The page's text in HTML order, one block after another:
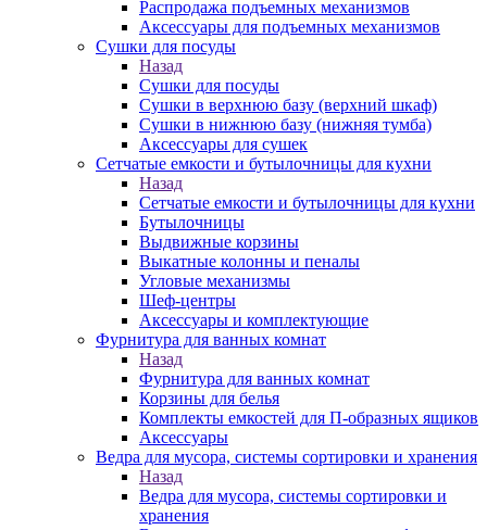
Распродажа подъемных механизмов
Аксессуары для подъемных механизмов
Сушки для посуды
Назад
Сушки для посуды
Сушки в верхнюю базу (верхний шкаф)
Сушки в нижнюю базу (нижняя тумба)
Аксессуары для сушек
Сетчатые емкости и бутылочницы для кухни
Назад
Сетчатые емкости и бутылочницы для кухни
Бутылочницы
Выдвижные корзины
Выкатные колонны и пеналы
Угловые механизмы
Шеф-центры
Аксессуары и комплектующие
Фурнитура для ванных комнат
Назад
Фурнитура для ванных комнат
Корзины для белья
Комплекты емкостей для П-образных ящиков
Аксессуары
Ведра для мусора, системы сортировки и хранения
Назад
Ведра для мусора, системы сортировки и
хранения